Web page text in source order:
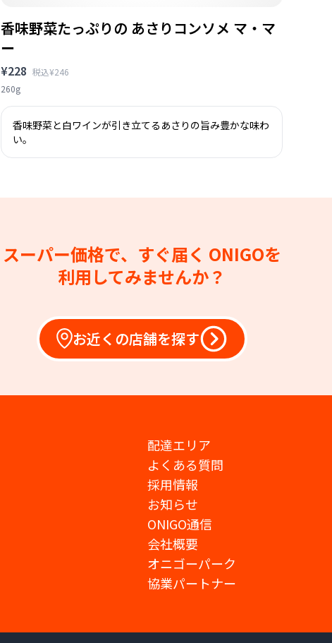
香味野菜たっぷりの あさりコンソメ マ・マ
ー
¥228 税込¥246
260g
香味野菜と白ワインが引き立てるあさりの旨み豊かな味わ
い。
スーパー価格で、すぐ届く ONIGOを
利用してみませんか？
お近くの店舗を探す
配達エリア
よくある質問
採用情報
お知らせ
ONIGO通信
会社概要
オニゴーパーク
協業パートナー